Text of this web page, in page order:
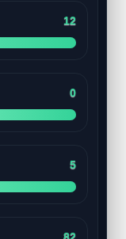
12
0
5
82